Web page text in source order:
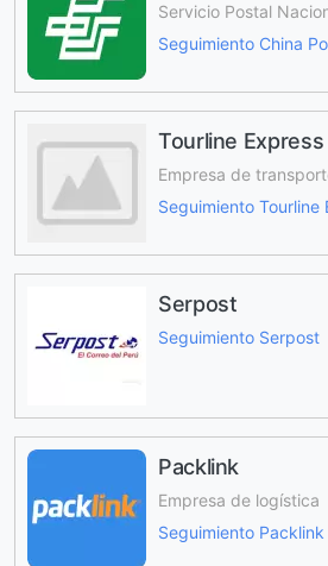
Servicio Postal
Seguimiento China
Tourline Express
Empresa de
Seguimiento Tourline
Serpost
Seguimiento Serpost
Packlink
Empresa de logística
Seguimiento Packlink